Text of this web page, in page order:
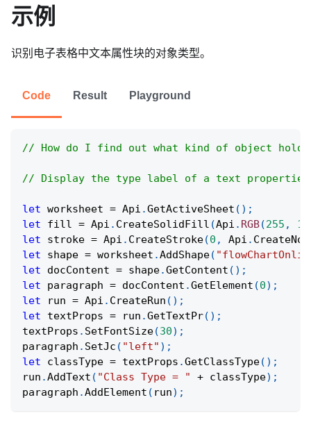
示例
识别电子表格中文本属性块的对象类型。
Code Result Playground
// How do I find out what kind of object
// Display the type label of a text properties
let worksheet = Api .GetActiveSheet ( ) ;
let fill = Api . CreateSolidFill (Api . RGB(255 ,
let stroke = Api . CreateStroke(0 , Api .
let shape = worksheet .AddShape(
let docContent = shape.GetContent ( ) ;
let paragraph = docContent .GetElement (0) ;
let run = Api . CreateRun ( ) ;
let textProps = run .GetTextPr( ) ;
textProps . SetFontSize(30) ;
paragraph . SetJc ( "left" ) ;
let classType = textProps .GetClassType( ) ;
run .AddText ( "Class Type = " + classType) ;
paragraph .AddElement ( run) ;